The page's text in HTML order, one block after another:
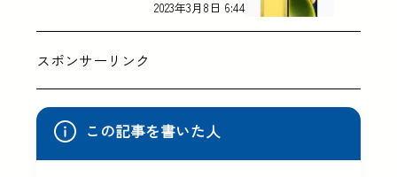
2023年3月8日 6:44
スポンサーリンク
この記事を書いた人